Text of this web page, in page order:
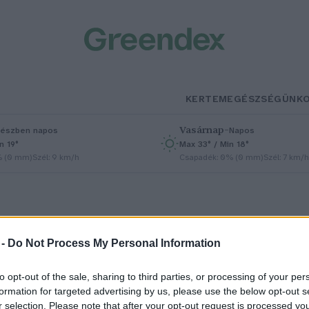
Do Not Process My Personal Information
opt-out of the sale, sharing to third parties, or processing of your
for targeted advertising by us, please use the below opt-out
selection. Please note that after your opt-out request is processed
KERTEMEGÉSZSÉGÜNK
napos
19°
(0 mm)Szél: 9 km/h
Vasárnap–Napos
Max 33° / Min 18°
Csapadék: 0% (0 mm)Szél: 7 km/h
egyes diófélék és